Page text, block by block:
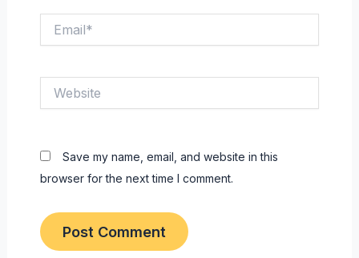
Save my name, email, and website in this
browser for the next time I comment.